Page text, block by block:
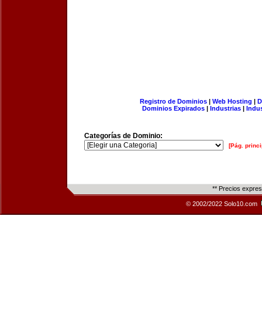
Registro de Dominios| Web Hosting |
Dominios Expirados | Industrias |
Categorías de Dominio:
[Pág.
** Precios
© 2002/2022 Solo10.com